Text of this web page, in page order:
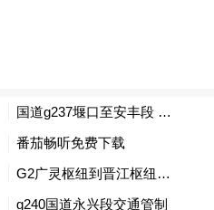
which is a social media